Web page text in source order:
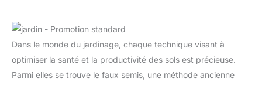
Dans le monde du jardinage, chaque technique visant à
optimiser la santé et la productivité des sols est précieuse.
Parmi elles se trouve le faux semis, une méthode ancienne